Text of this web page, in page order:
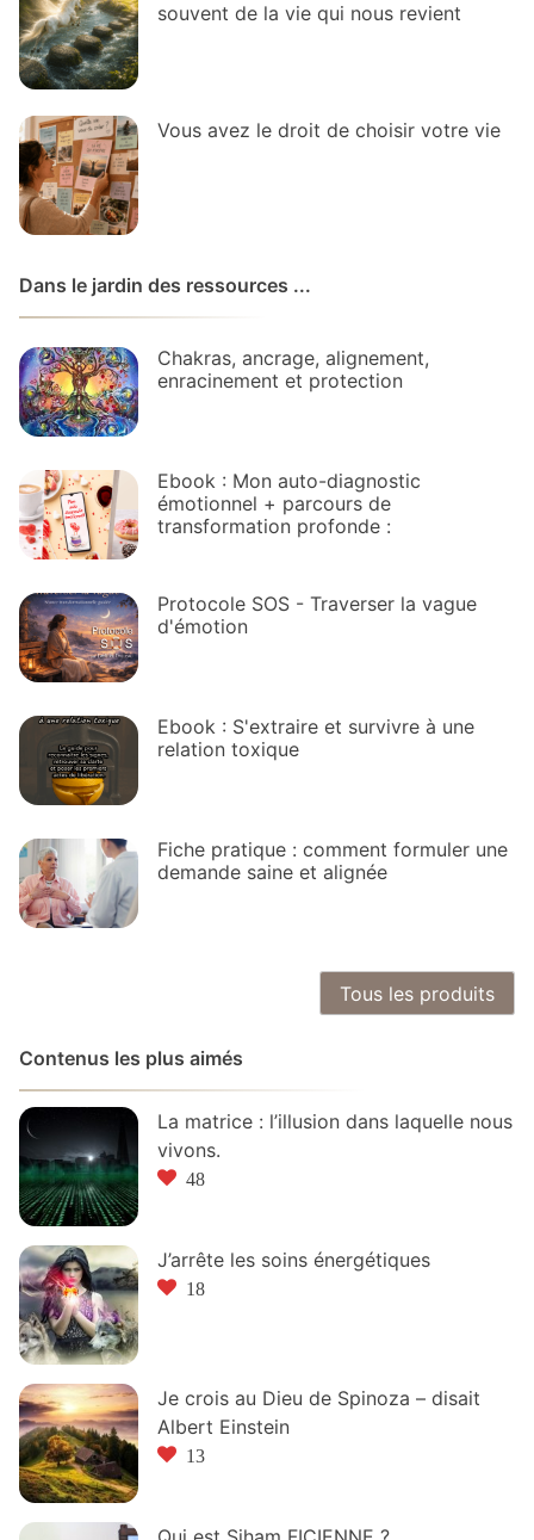
souvent de la vie qui nous revient
Vous avez le droit de choisir votre vie
Dans le jardin des ressources ...
Chakras, ancrage, alignement,
enracinement et protection
Ebook : Mon auto-diagnostic
émotionnel + parcours de
transformation profonde :
Protocole SOS - Traverser la vague
d'émotion
Ebook : S'extraire et survivre à une
relation toxique
Fiche pratique : comment formuler une
demande saine et alignée
Tous les produits
Contenus les plus aimés
La matrice : l’illusion dans laquelle nous
vivons.
48
J’arrête les soins énergétiques
18
Je crois au Dieu de Spinoza – disait
Albert Einstein
13